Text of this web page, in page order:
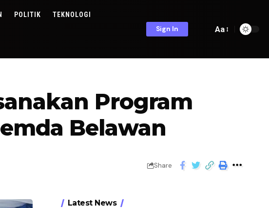
POLITIK TEKNOLOGI
Sign In Aa
Program
Belawan
Share
Latest News